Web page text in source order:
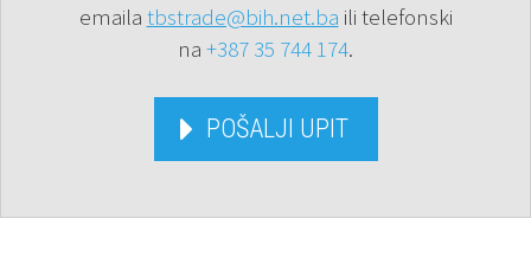
emaila tbstrade@bih.net.ba ili telefonski
na +387 35 744 174.
POŠALJI UPIT